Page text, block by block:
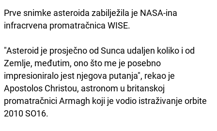
Prve snimke asteroida zabilježila je NASA-ina
infracrvena promatračnica WISE.
"Asteroid je prosječno od Sunca udaljen koliko i od
Zemlje, međutim, ono što me je posebno
impresioniralo jest njegova putanja", rekao je
Apostolos Christou, astronom u britanskoj
promatračnici Armagh koji je vodio istraživanje orbite
2010 SO16.